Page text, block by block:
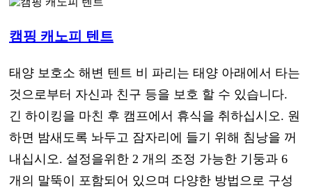
캠핑 캐노피 텐트
태양 보호소 해변 텐트 비 파리는 태양 아래에서 타는
것으로부터 자신과 친구 등을 보호 할 수 있습니다.
긴 하이킹을 마친 후 캠프에서 휴식을 취하십시오. 원
하면 밤새도록 놔두고 잠자리에 들기 위해 침낭을 꺼
내십시오. 설정을위한 2 개의 조정 가능한 기둥과 6
개의 말뚝이 포함되어 있으며 다양한 방법으로 구성